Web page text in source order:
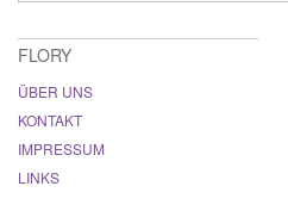
FLORY
ÜBER UNS
KONTAKT
IMPRESSUM
LINKS